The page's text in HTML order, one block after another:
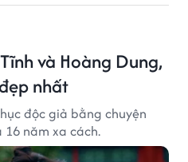
và Hoàng Dung,
nhất
độc giả bằng chuyện
năm xa cách.